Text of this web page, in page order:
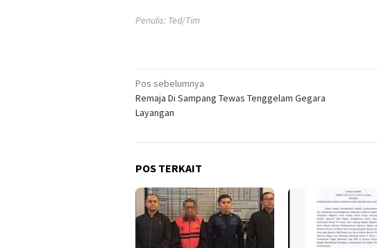
Penulis: Ted/Tim
Navigasi
pos
Pos sebelumnya
Remaja Di Sampang Tewas Tenggelam Gegara
Layangan
POS TERKAIT